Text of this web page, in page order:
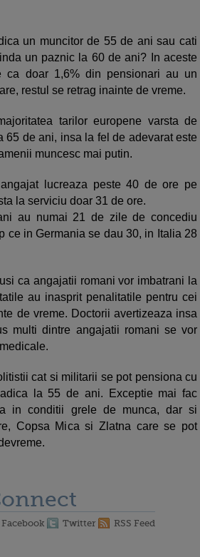
un muncitor de 55 de ani sau cati
un paznic la 60 de ani? In aceste
ca doar 1,6% din pensionari au un
restul se retrag inainte de vreme.
tarilor europene varsta de
65 de ani, insa la fel de adevarat este
muncesc mai putin.
lucreaza peste 40 de ore pe
la serviciu doar 31 de ore.
au numai 21 de zile de concediu
ce in Germania se dau 30, in Italia 28
ca angajatii romani vor imbatrani la
au inasprit penalitatile pentru cei
de vreme. Doctorii avertizeaza insa
multi dintre angajatii romani se vor
cat si militarii se pot pensiona cu
la 55 de ani. Exceptie mai fac
in conditii grele de munca, dar si
Copsa Mica si Zlatna care se pot
Facebook Twitter RSS Feed